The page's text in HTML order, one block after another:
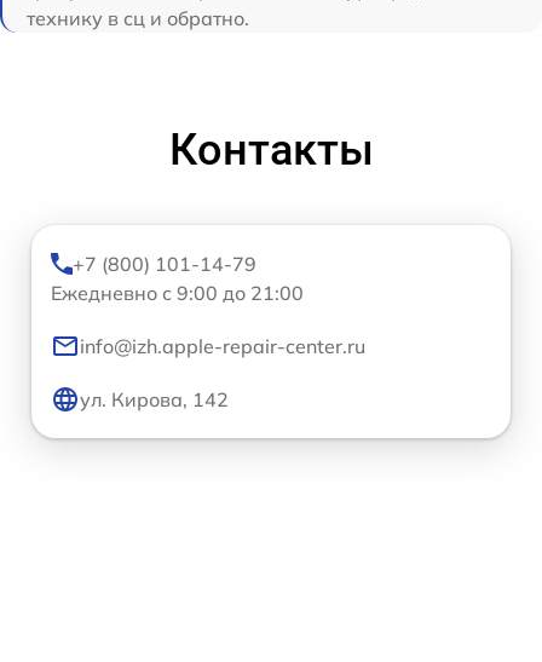
технику в сц и обратно.
Контакты
+7 (800) 101-14-79
Ежедневно с 9:00 до 21:00
info@izh.apple-repair-center.ru
ул. Кирова, 142